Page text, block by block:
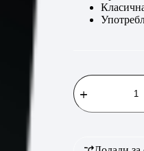
GORENJE
GEC6A11SG
количина